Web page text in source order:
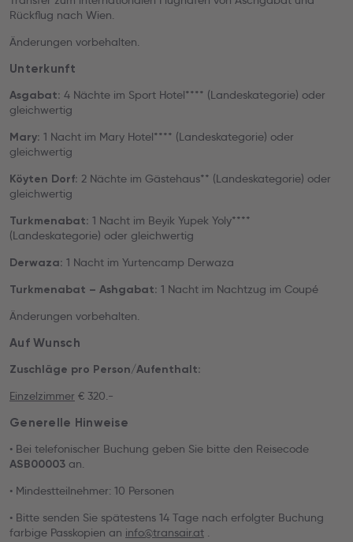
Rückflug nach Wien.
Änderungen vorbehalten.
Unterkunft
Asgabat: 4 Nächte im Sport Hotel**** (Landeskategorie) oder
gleichwertig
Mary: 1 Nacht im Mary Hotel**** (Landeskategorie) oder
gleichwertig
Köyten Dorf: 2 Nächte im Gästehaus** (Landeskategorie) oder
gleichwertig
Turkmenabat: 1 Nacht im Beyik Yupek Yoly****
(Landeskategorie) oder gleichwertig
Derwaza: 1 Nacht im Yurtencamp Derwaza
Turkmenabat – Ashgabat: 1 Nacht im Nachtzug im Coupé
Änderungen vorbehalten.
Auf Wunsch
Zuschläge pro Person/Aufenthalt:
Einzelzimmer € 320.-
Generelle Hinweise
• Bei telefonischer Buchung geben Sie bitte den Reisecode
ASB00003 an.
• Mindestteilnehmer: 10 Personen
• Bitte senden Sie spätestens 14 Tage nach erfolgter Buchung
farbige Passkopien an info@transair.at .